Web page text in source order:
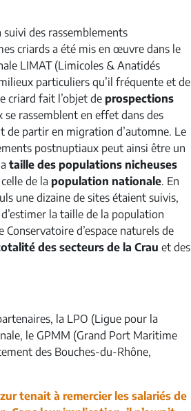
des rassemblements
criards a été mis en œuvre dans le
LIMAT (Limicoles & Anatidés
particuliers qu’il fréquente et de
criard fait l’objet de prospections
se rassemblent en effet dans des
de partir en migration d’automne. Le
postnuptiaux peut ainsi être un
taille des populations nicheuses
de la population nationale. En
une dizaine de sites étaient suivis,
la taille de la population
Conservatoire d’espace naturels de
des secteurs de la Crau et des
la LPO (Ligue pour la
le GPMM (Grand Port Maritime
des Bouches-du-Rhône,
tenait à remercier les salariés de